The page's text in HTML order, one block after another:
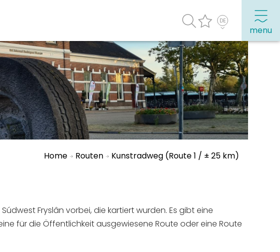
menu
Häufig besuchte Seiten:
Stadtplan
Sneek mit Kinder
VVV Sneek
Drahtloses Internet
Home Routen Kunstradweg (Route 1 / ± 25 km)
Fryslân vorbei, die kartiert wurden. Es gibt eine
für die Öffentlichkeit ausgewiesene Route oder eine Route